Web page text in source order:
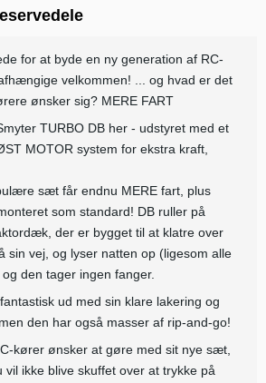
for at byde en ny generation af RC-
velkommen! ... og hvad er det
ønsker sig? MERE FART
TURBO DB her - udstyret med et
MOTOR system for ekstra kraft,
sæt får endnu MERE fart, plus
som standard! DB ruller på
der er bygget til at klatre over
sin vej, og lyser natten op (ligesom alle
den tager ingen fanger.
ud med sin klare lakering og
den har også masser af rip-and-go!
kører ønsker at gøre med sit nye sæt,
ikke blive skuffet over at trykke på